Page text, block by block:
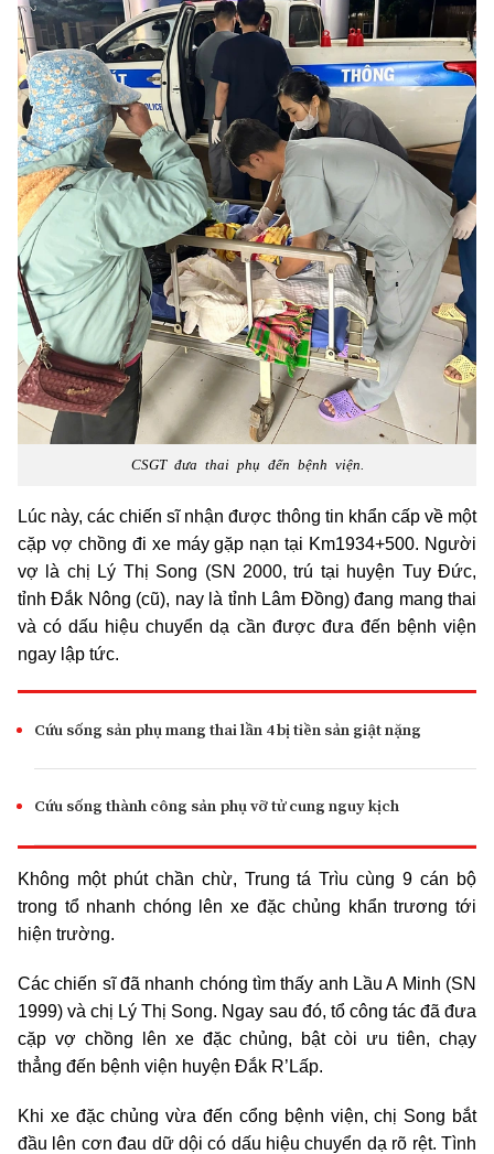
CSGT đưa thai phụ đến bệnh viện.
Lúc này, các chiến sĩ nhận được thông tin khẩn cấp về một
cặp vợ chồng đi xe máy gặp nạn tại Km1934+500. Người
vợ là chị Lý Thị Song (SN 2000, trú tại huyện Tuy Đức,
tỉnh Đắk Nông (cũ), nay là tỉnh Lâm Đồng) đang mang thai
và có dấu hiệu chuyển dạ cần được đưa đến bệnh viện
ngay lập tức.
Cứu sống sản phụ mang thai lần 4 bị tiền sản giật nặng
Cứu sống thành công sản phụ vỡ tử cung nguy kịch
Không một phút chần chừ, Trung tá Trìu cùng 9 cán bộ
trong tổ nhanh chóng lên xe đặc chủng khẩn trương tới
hiện trường.
Các chiến sĩ đã nhanh chóng tìm thấy anh Lầu A Minh (SN
1999) và chị Lý Thị Song. Ngay sau đó, tổ công tác đã đưa
cặp vợ chồng lên xe đặc chủng, bật còi ưu tiên, chạy
thẳng đến bệnh viện huyện Đắk R’Lấp.
Khi xe đặc chủng vừa đến cổng bệnh viện, chị Song bắt
đầu lên cơn đau dữ dội có dấu hiệu chuyển dạ rõ rệt. Tình